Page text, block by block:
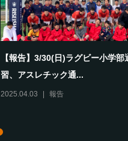
【報告】3/30(日)ラグビー小学部
習、アスレチック通...
2025.04.03 報告